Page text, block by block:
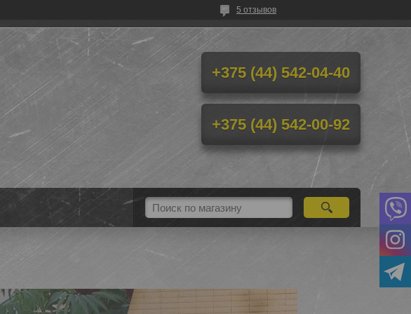
5 отзывов
+375 (44) 542-04-40
+375 (44) 542-00-92